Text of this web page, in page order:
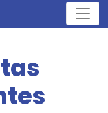
Menu